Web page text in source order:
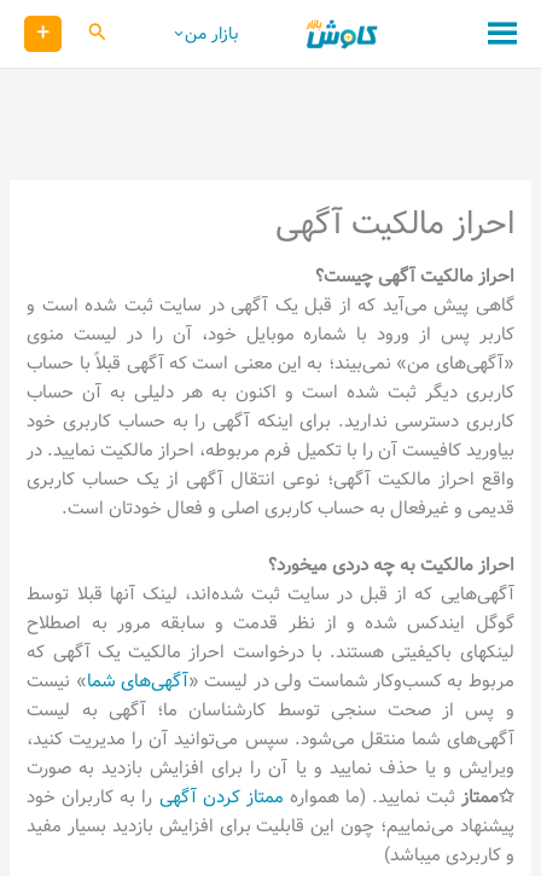
محتوا
بازار من کاوش +
احراز مالکیت آگهی
احراز مالکیت آگهی چیست؟
گاهی پیش می‌آید که از قبل یک آگهی در سایت ثبت شده است و
کاربر پس از ورود با شماره موبایل خود، آن را در لیست منوی
«آگهی‌های من» نمی‌بیند؛ به این معنی است که آگهی قبلاً با حساب
کاربری دیگر ثبت شده است و اکنون به هر دلیلی به آن حساب
کاربری دسترسی ندارید. برای اینکه آگهی را به حساب کاربری خود
بیاورید کافیست آن را با تکمیل فرم مربوطه، احراز مالکیت نمایید. در
واقع احراز مالکیت آگهی؛ نوعی انتقال آگهی از یک حساب کاربری
قدیمی و غیرفعال به حساب کاربری اصلی و فعال خودتان است.
احراز مالکیت به چه دردی میخورد؟
آگهی‌هایی که از قبل در سایت ثبت شده‌اند، لینک آنها قبلا توسط
گوگل ایندکس شده و از نظر قدمت و سابقه مرور به اصطلاح
لینکهای باکیفیتی هستند. با درخواست احراز مالکیت یک آگهی که
مربوط به کسب‌وکار شماست ولی در لیست «آگهی‌های شما» نیست
و پس از صحت سنجی توسط کارشناسان ما؛ آگهی به لیست
آگهی‌های شما منتقل می‌شود. سپس می‌توانید آن را مدیریت کنید،
ویرایش و یا حذف نمایید و یا آن را برای افزایش بازدید به صورت
✩ممتاز ثبت نمایید. (ما همواره ممتاز کردن آگهی را به کاربران خود
پیشنهاد می‌نماییم؛ چون این قابلیت برای افزایش بازدید بسیار مفید
و کاربردی میباشد)